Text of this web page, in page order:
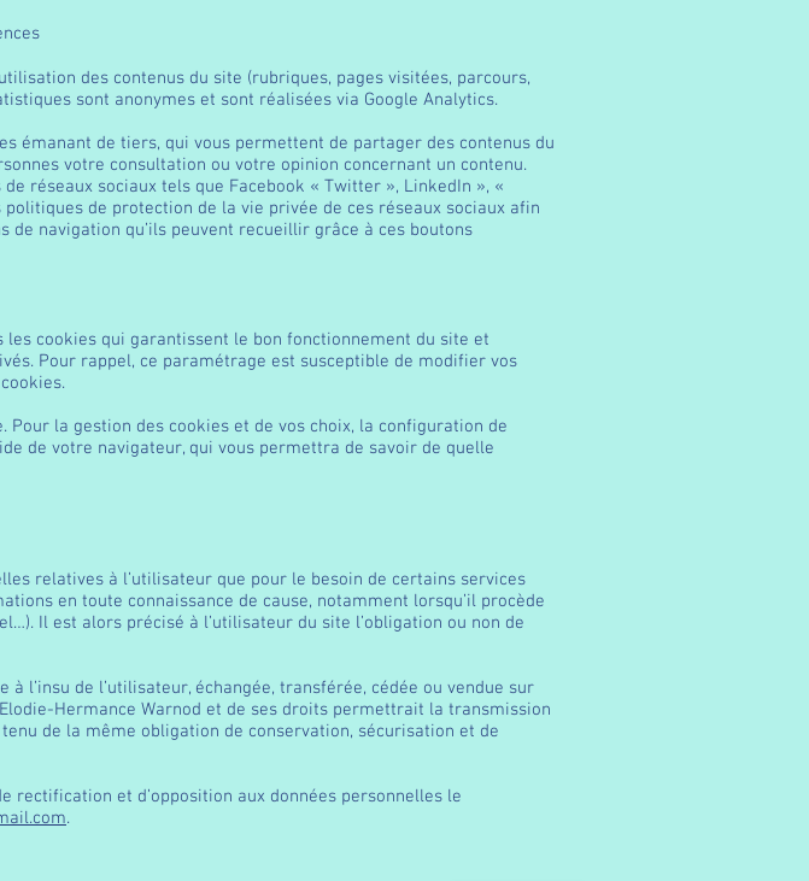
des contenus du site (rubriques, pages visitées, parcours,
sont anonymes et sont réalisées via Google Analytics.
émanant de tiers, qui vous permettent de partager des contenus du
votre consultation ou votre opinion concernant un contenu.
réseaux sociaux tels que Facebook « Twitter », LinkedIn », «
de protection de la vie privée de ces réseaux sociaux afin
navigation qu’ils peuvent recueillir grâce à ces boutons
cookies qui garantissent le bon fonctionnement du site et
Pour rappel, ce paramétrage est susceptible de modifier vos
la gestion des cookies et de vos choix, la configuration de
de votre navigateur, qui vous permettra de savoir de quelle
relatives à l’utilisateur que pour le besoin de certains services
en toute connaissance de cause, notamment lorsqu’il procède
Il est alors précisé à l’utilisateur du site l’obligation ou non de
l’insu de l’utilisateur, échangée, transférée, cédée ou vendue sur
Hermance Warnod et de ses droits permettrait la transmission
de la même obligation de conservation, sécurisation et de
rectification et d’opposition aux données personnelles le
.